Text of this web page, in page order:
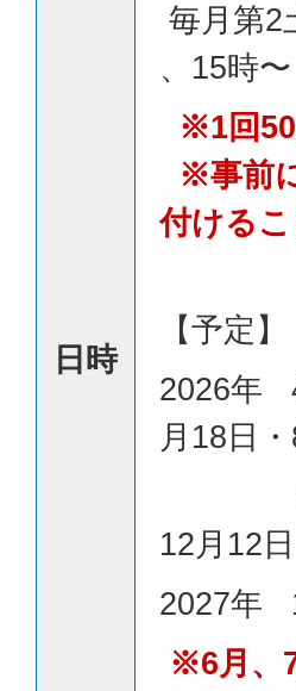
日時
毎月第2
、15時〜
※1回
※事前
付ける
【予定】
2026年
月18日
9月12
12月12日
2027年
※6月、